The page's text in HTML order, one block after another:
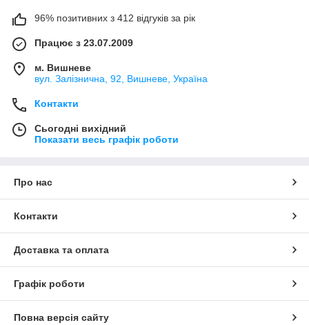
96% позитивних з 412 відгуків за рік
Працює з 23.07.2009
м. Вишневе
вул. Залізнична, 92, Вишневе, Україна
Контакти
Сьогодні вихідний
Показати весь графік роботи
Про нас
Контакти
Доставка та оплата
Графік роботи
Повна версія сайту